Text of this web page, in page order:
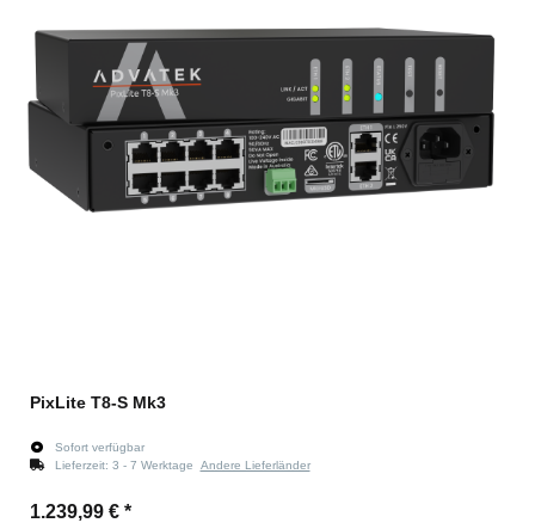
PixLite T8-S Mk3
Sofort verfügbar
Lieferzeit: 3 - 7 Werktage Andere Lieferländer
1.239,99 € *